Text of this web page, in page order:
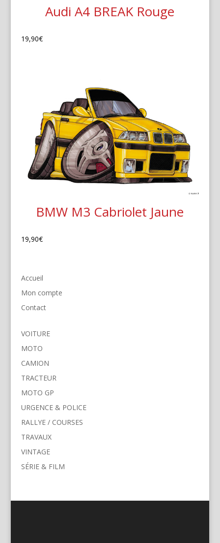
Audi A4 BREAK Rouge
19,90€
BMW M3 Cabriolet Jaune
19,90€
Accueil
Mon compte
Contact
VOITURE
MOTO
CAMION
TRACTEUR
MOTO GP
URGENCE & POLICE
RALLYE / COURSES
TRAVAUX
VINTAGE
SÉRIE & FILM